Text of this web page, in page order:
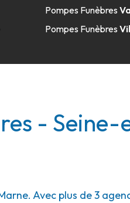
Pompes Funèbres
Pompes Funèbres
- Seine-
Avec plus de 3